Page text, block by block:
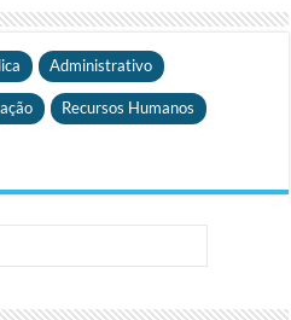
Administrativo
Recursos Humanos